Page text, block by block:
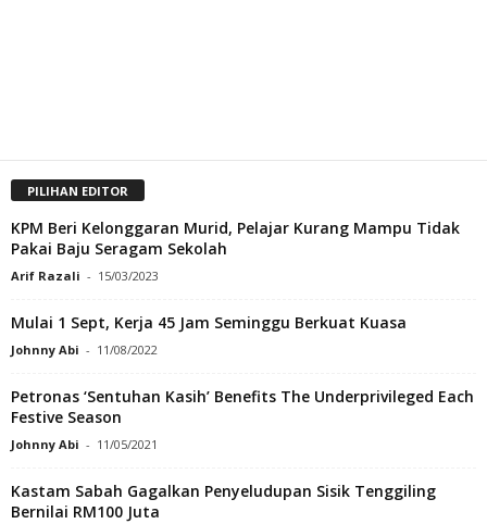
PILIHAN EDITOR
KPM Beri Kelonggaran Murid, Pelajar Kurang Mampu Tidak
Pakai Baju Seragam Sekolah
Arif Razali - 15/03/2023
Mulai 1 Sept, Kerja 45 Jam Seminggu Berkuat Kuasa
Johnny Abi - 11/08/2022
Petronas ‘Sentuhan Kasih’ Benefits The Underprivileged Each
Festive Season
Johnny Abi - 11/05/2021
Kastam Sabah Gagalkan Penyeludupan Sisik Tenggiling
Bernilai RM100 Juta